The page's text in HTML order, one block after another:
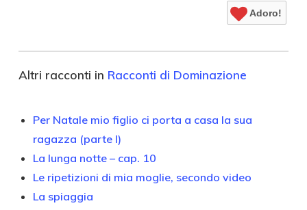
Adoro!
Altri racconti in Racconti di Dominazione
Per Natale mio figlio ci porta a casa la sua
ragazza (parte I)
La lunga notte – cap. 10
Le ripetizioni di mia moglie, secondo video
La spiaggia